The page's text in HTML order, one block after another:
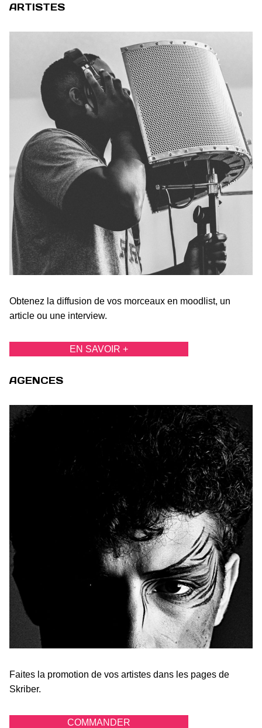
ARTISTES
Obtenez la diffusion de vos morceaux en moodlist, un
article ou une interview.
EN SAVOIR +
AGENCES
Faites la promotion de vos artistes dans les pages de
Skriber.
COMMANDER